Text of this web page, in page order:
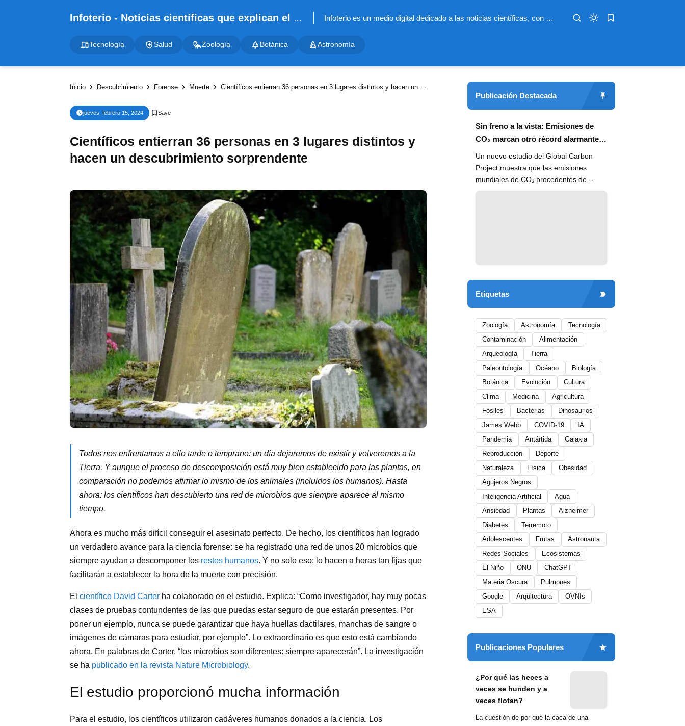
Infoterio - Noticias científicas que explican el mundo Infoterio es un medio digital dedicado a las noticias científicas, con artículos extensos y bien documentados sobre salud, medioambiente, tecnología, espacio, psicología, evolución y más. Nuestro objetivo es hacer accesible el conocimiento científico a lectores de habla hispana en todo el mundo, con información actualizada, fuentes confiables y explicaciones claras que conectan la ciencia con la vida cotidiana.
Tecnología Salud Zoología Botánica Astronomía
Inicio Descubrimiento Forense Muerte Científicos entierran 36 personas en 3 lugares distintos y hacen un descubrimiento sorprendente
jueves, febrero 15, 2024
Científicos entierran 36 personas en 3 lugares distintos y
hacen un descubrimiento sorprendente
Todos nos enfrentamos a ello tarde o temprano: un día dejaremos de existir y volveremos a la
Tierra. Y aunque el proceso de descomposición está muy bien establecido para las plantas, en
comparación no podemos afirmar lo mismo de los animales (incluidos los humanos). Hasta
ahora: los científicos han descubierto una red de microbios que siempre aparece al mismo
tiempo.
Ahora es mucho más difícil conseguir el asesinato perfecto. De hecho, los científicos han logrado
un verdadero avance para la ciencia forense: se ha registrado una red de unos 20 microbios que
siempre ayudan a descomponer los restos humanos. Y no solo eso: lo hacen a horas tan fijas que
facilitarán a establecer la hora de la muerte con precisión.
El científico David Carter ha colaborado en el estudio. Explica: “Como investigador, hay muy pocas
clases de pruebas contundentes de las que puedas estar seguro de que estarán presentes. Por
poner un ejemplo, nunca se puede garantizar que haya huellas dactilares, manchas de sangre o
imágenes de cámaras para estudiar, por ejemplo”. Lo extraordinario es que esto está cambiando
ahora. En palabras de Carter, “los microbios son diferentes: siempre aparecerán”. La investigación
se ha publicado en la revista Nature Microbiology.
El estudio proporcionó mucha información
Para el estudio, los científicos utilizaron cadáveres humanos donados a la ciencia. Los
Publicación Destacada
Sin freno a la vista: Emisiones de
CO₂ marcan otro récord alarmante
en 2024
Un nuevo estudio del Global Carbon
Project muestra que las emisiones
mundiales de CO₂ procedentes de
combustibles fósiles han alcanzado un
Etiquetas
Zoología Astronomía
Tecnología
Contaminación
Alimentación
Arqueología
Tierra
Paleontología
Océano
Biología
Botánica
Evolución
Cultura
Clima
Medicina
Agricultura
Fósiles
Bacterias
Dinosaurios
James Webb
COVID-19
IA
Pandemia
Antártida
Galaxia
Reproducción
Deporte
Naturaleza
Física
Obesidad
Agujeros Negros
Inteligencia Artificial
Agua
Ansiedad
Plantas
Alzheimer
Diabetes
Terremoto
Adolescentes
Frutas
Astronauta
Redes Sociales
Ecosistemas
El Niño
ONU
ChatGPT
Materia Oscura
Pulmones
Google
Arquitectura
OVNIs
ESA
Publicaciones Populares
¿Por qué las heces a
veces se hunden y a
veces flotan?
La cuestión de por qué la caca de una